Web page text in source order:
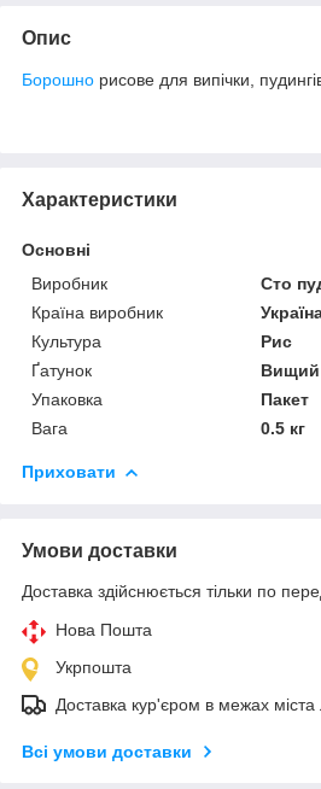
Опис
Борошно рисове для випічки, пудингів
Характеристики
Основні
Виробник
Сто
Країна виробник
Культура
Рис
Ґатунок
Вищий
Упаковка
Пакет
Вага
0.5 кг
Приховати
Умови доставки
Доставка здійснюється тільки по
Нова Пошта
Укрпошта
Доставка кур'єром в межах міста
Всі умови доставки